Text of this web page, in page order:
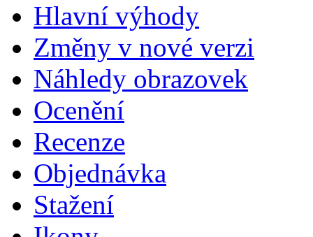
Hlavní výhody
Změny v nové verzi
Náhledy obrazovek
Ocenění
Recenze
Objednávka
Stažení